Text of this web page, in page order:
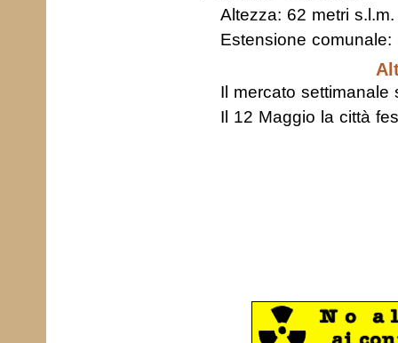
Altezza: 62 metri s.l.m.
Estensione comunale:
Il mercato
Il 12 Maggio la città